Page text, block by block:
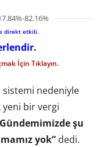
82.16%
direkt etkili.
İçin Tıklayın.
nedeniyle
bir vergi
şu
yok” dedi.